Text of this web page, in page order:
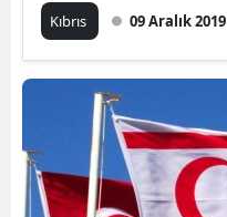
Kıbrıs 09 Aralık 2019